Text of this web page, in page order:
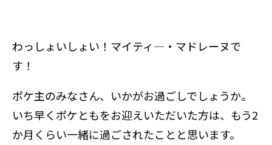
わっしょいしょい！マイティ―・マドレーヌで
す！
ポケ主のみなさん、いかがお過ごしでしょうか。
いち早くポケともをお迎えいただいた方は、もう2
か月くらい一緒に過ごされたことと思います。